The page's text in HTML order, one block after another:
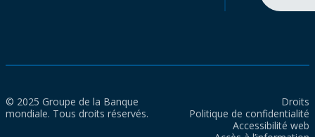
© 2025 Groupe de la Banque
mondiale. Tous droits réservés.
Droits
Politique de confidentialité
Accessibilité web